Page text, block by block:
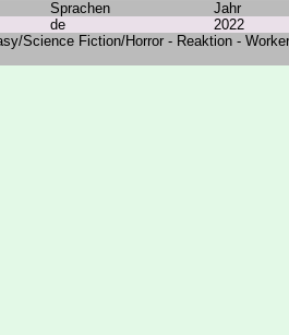
Sprachen
Jahr
de
2022
Science Fiction/Horror - Reaktion - Worker